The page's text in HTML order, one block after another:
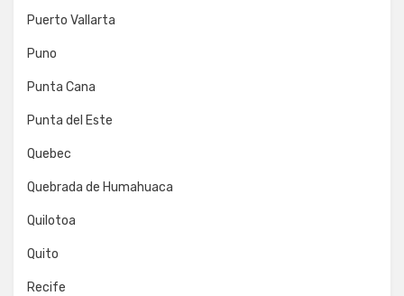
Puerto Vallarta
Puno
Punta Cana
Punta del Este
Quebec
Quebrada de Humahuaca
Quilotoa
Quito
Recife